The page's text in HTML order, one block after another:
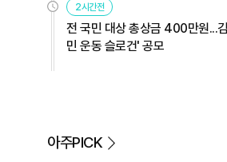
2시간전
전 국민 대상 총상금 400만원...
민 운동 슬로건' 공모
아주PICK